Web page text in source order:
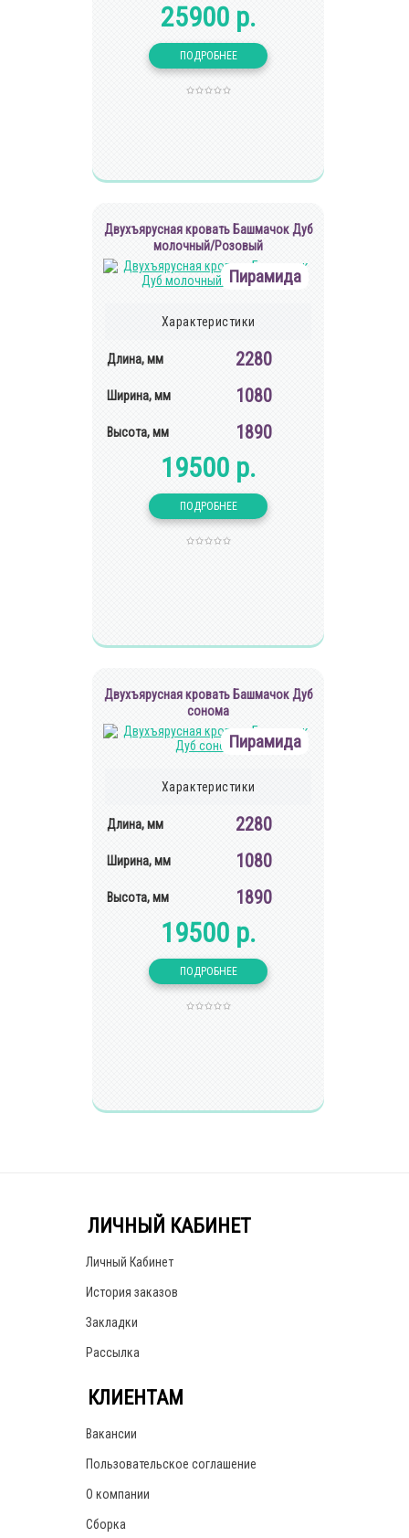
25900 р.
Двухъярусная кровать Башмачок Дуб
молочный/Розовый
Пирамида
Характеристики
Длина, мм 2280
Ширина, мм 1080
Высота, мм 1890
19500 р.
Двухъярусная кровать Башмачок Дуб
сонома
Пирамида
Характеристики
Длина, мм 2280
Ширина, мм 1080
Высота, мм 1890
19500 р.
ЛИЧНЫЙ КАБИНЕТ
Личный Кабинет
История заказов
Закладки
Рассылка
КЛИЕНТАМ
Вакансии
Пользовательское соглашение
О компании
Сборка